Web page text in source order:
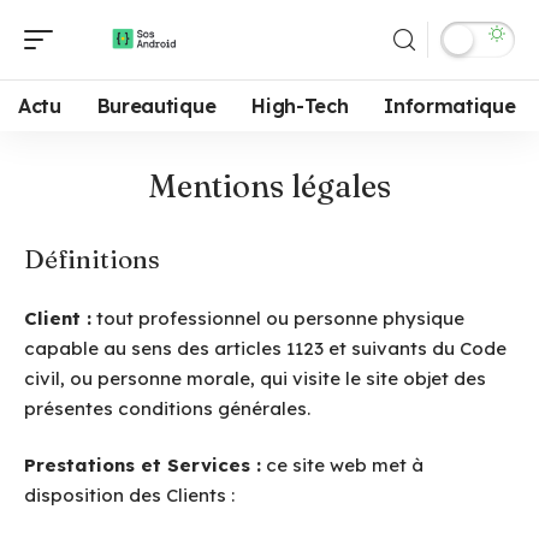
Actu Bureautique High-Tech Informatique
Mentions légales
Définitions
Client : tout professionnel ou personne physique
capable au sens des articles 1123 et suivants du Code
civil, ou personne morale, qui visite le site objet des
présentes conditions générales.
Prestations et Services : ce site web met à
disposition des Clients :